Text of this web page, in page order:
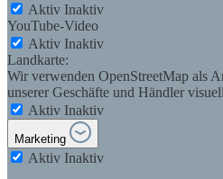
Aktiv Inaktiv
YouTube-Video
Aktiv Inaktiv
Landkarte:
Wir verwenden OpenStreetMap als
unserer Geschäfte und Händler
Aktiv Inaktiv
Marketing
Aktiv Inaktiv